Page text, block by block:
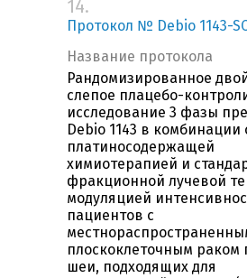
14.
Протокол № Debio 1143-
Название протокола
Рандомизированное
слепое плацебо-
исследование 3 фазы
Debio 1143 в комбинации
платиносодержащей
химиотерапией и
фракционной лучевой
модуляцией
пациентов с
плоскоклеточным раком
шеи, подходящих для